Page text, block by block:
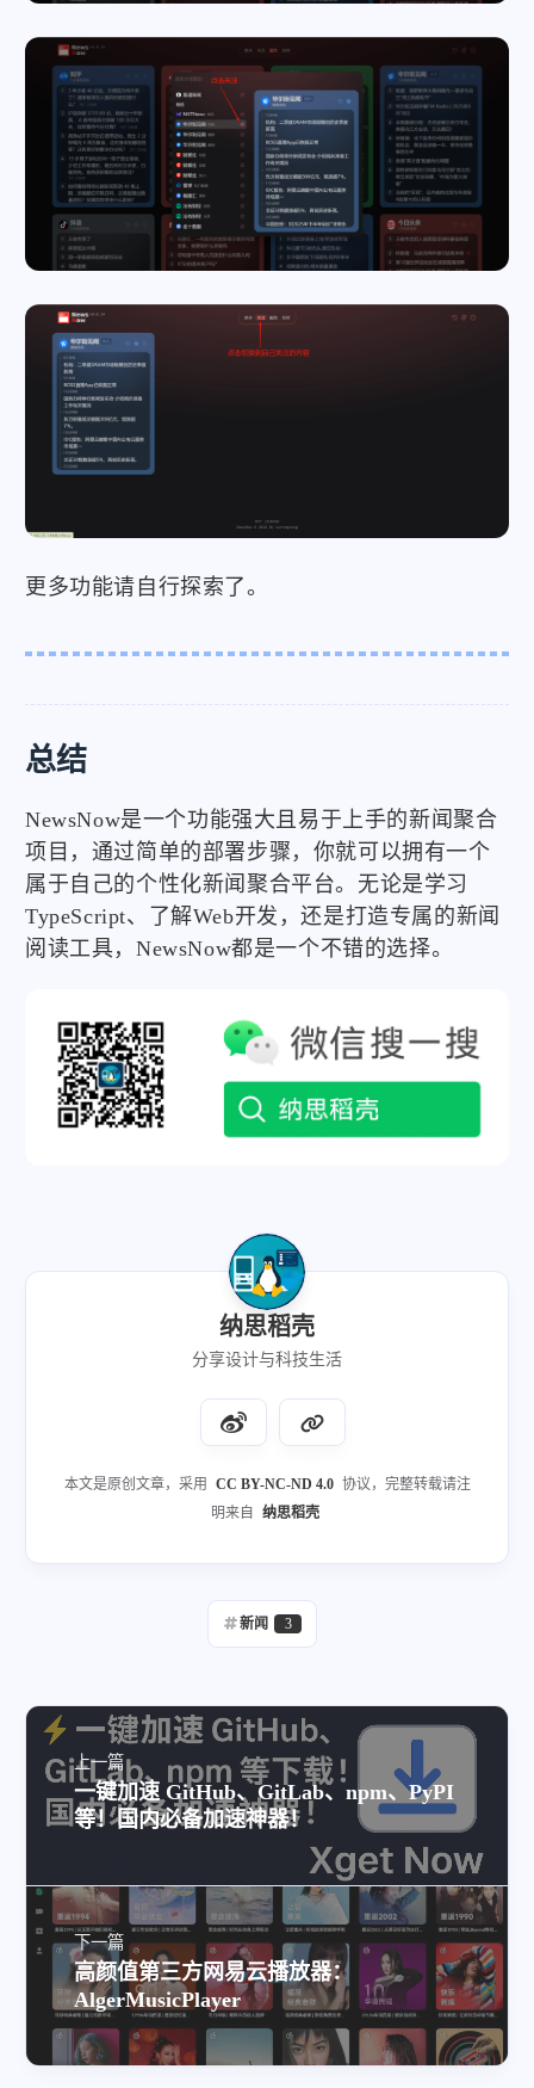
更多功能请自行探索了。
总结
NewsNow是一个功能强大且易于上手的新闻聚合
项目，通过简单的部署步骤，你就可以拥有一个
属于自己的个性化新闻聚合平台。无论是学习
TypeScript、了解Web开发，还是打造专属的新闻
阅读工具，NewsNow都是一个不错的选择。
纳思稻壳
分享设计与科技生活
本文是原创文章，采用 CC BY-NC-ND 4.0 协议，完整转载请注
明来自
纳思稻壳
新闻 3
上一篇
一键加速 GitHub、GitLab、npm、PyPI
等！国内必备加速神器！
下一篇
高颜值第三方网易云播放器：
AlgerMusicPlayer